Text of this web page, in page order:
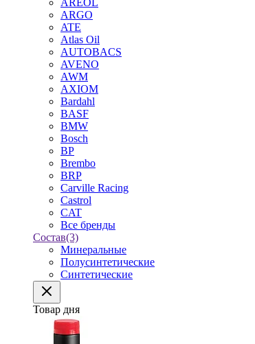
AREOL
ARGO
ATE
Atlas Oil
AUTOBACS
AVENO
AWM
AXIOM
Bardahl
BASF
BMW
Bosch
BP
Brembo
BRP
Carville Racing
Castrol
CAT
Все бренды
Состав(3)
Минеральные
Полусинтетические
Синтетические
Товар дня